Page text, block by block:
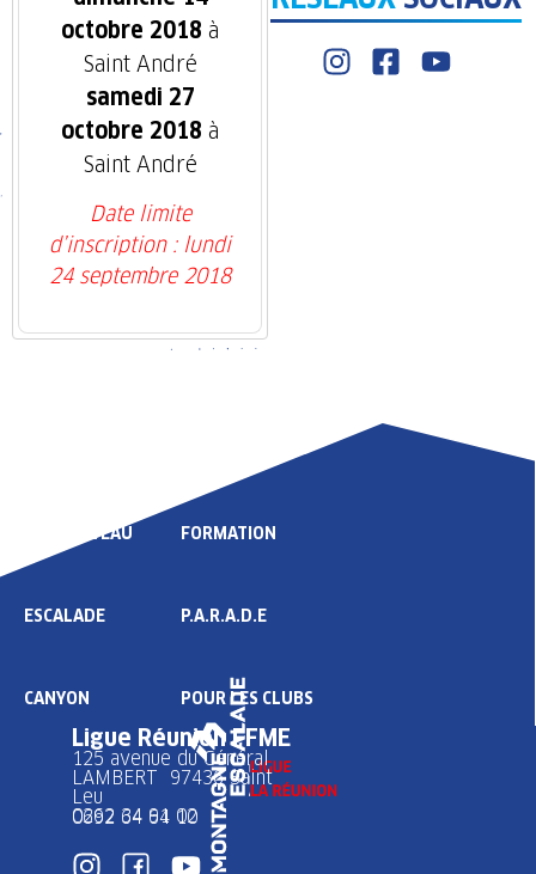
octobre 2018 à
Saint André
samedi 27
octobre 2018 à
Saint André
Date limite
d’inscription : lundi
24 septembre 2018
HAUT NIVEAU
ESCALADE
CANYON
FORMATION
P.A.R.A.D.E
POUR LES CLUBS
Ligue Réunion FFME
125 avenue du Général
LAMBERT 97436 Saint
Leu
0262 34 91 02
0692 64 64 10